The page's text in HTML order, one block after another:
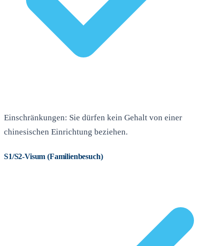
Einschränkungen: Sie dürfen kein Gehalt von einer
chinesischen Einrichtung beziehen.
S1/S2-Visum (Familienbesuch)